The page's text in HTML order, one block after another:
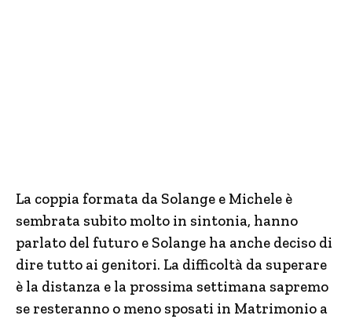
La coppia formata da Solange e Michele è
sembrata subito molto in sintonia, hanno
parlato del futuro e Solange ha anche deciso di
dire tutto ai genitori. La difficoltà da superare
è la distanza e la prossima settimana sapremo
se resteranno o meno sposati in Matrimonio a